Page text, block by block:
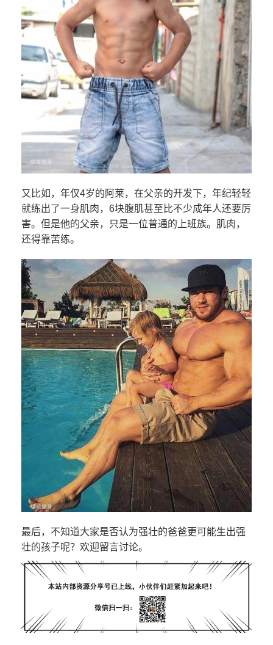
又比如，年仅4岁的阿莱，在父亲的开发下，年纪轻轻
就练出了一身肌肉，6块腹肌甚至比不少成年人还要厉
害。但是他的父亲，只是一位普通的上班族。肌肉，
还得靠苦练。
最后，不知道大家是否认为强壮的爸爸更可能生出强
壮的孩子呢？欢迎留言讨论。